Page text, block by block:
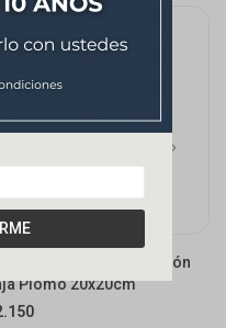
Bronce Pulido C/sifón
Plomo 20x20cm